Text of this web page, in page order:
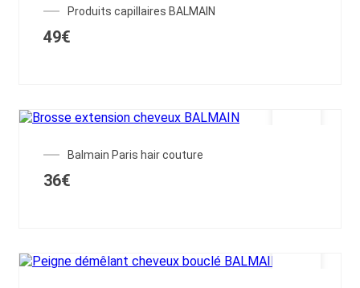
Produits capillaires BALMAIN
49€
Balmain Paris hair couture
36€